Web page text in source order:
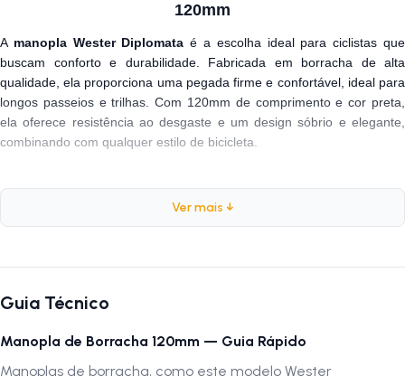
120mm
A manopla Wester Diplomata é a escolha ideal para ciclistas que
buscam conforto e durabilidade. Fabricada em borracha de alta
qualidade, ela proporciona uma pegada firme e confortável, ideal para
longos passeios e trilhas. Com 120mm de comprimento e cor preta,
ela oferece resistência ao desgaste e um design sóbrio e elegante,
combinando com qualquer estilo de bicicleta.
Ficha Técnica:
Composição:Borracha
Comprimento:
Ver mais ↓
Guia Técnico
Manopla de Borracha 120mm — Guia Rápido
Manoplas de borracha, como este modelo Wester